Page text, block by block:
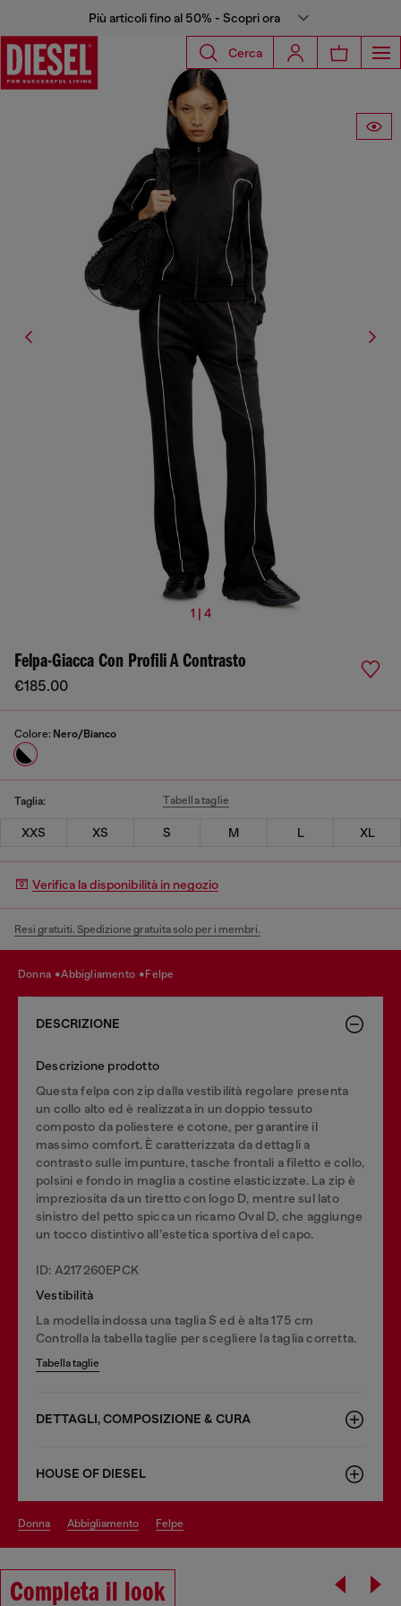
Più articoli fino al 50% - Scopri ora
Cerca
1 | 4
Felpa-Giacca Con Profili A Contrasto
€185.00
Colore: Nero/Bianco
Taglia: Tabella taglie
XXS XS S M L XL
Verifica la disponibilità in negozio
Resi gratuiti. Spedizione gratuita solo per i membri.
donna abbigliamento felpe
DESCRIZIONE
Descrizione prodotto
Questa felpa con zip dalla vestibilità regolare presenta
un collo alto ed è realizzata in un doppio tessuto
composto da poliestere e cotone, per garantire il
massimo comfort. È caratterizzata da dettagli a
contrasto sulle impunture, tasche frontali a filetto e collo,
polsini e fondo in maglia a costine elasticizzate. La zip è
impreziosita da un tiretto con logo D, mentre sul lato
sinistro del petto spicca un ricamo Oval D, che aggiunge
un tocco distintivo all’estetica sportiva del capo.
ID: A217260EPCK
Vestibilità
La modella indossa una taglia S ed è alta 175 cm
Controlla la tabella taglie per scegliere la taglia corretta.
Tabella taglie
DETTAGLI, COMPOSIZIONE & CURA
HOUSE OF DIESEL
donna abbigliamento felpe
Completa il look